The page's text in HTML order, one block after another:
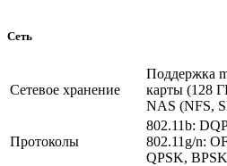
Сеть
Сетевое хранение
Поддержка
карты (128
NAS (NFS,
Протоколы
802.11b:
802.11g/n:
QPSK, BPSK